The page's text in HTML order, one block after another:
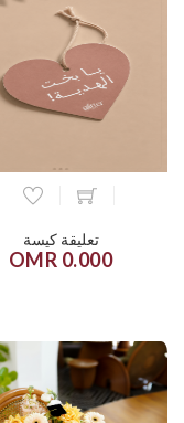
تعليقة كيسة
0.000 OMR